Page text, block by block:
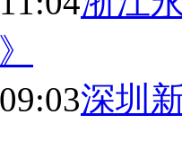
深圳